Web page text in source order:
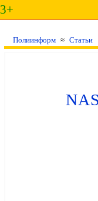
3+
Полиинформ ≈ Статьи